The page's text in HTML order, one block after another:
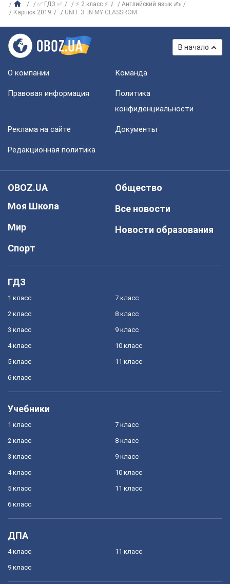
✅ ГДЗ ✅ ⚡ 2 класс ⚡
Английский язык ✍
Карпюк 2019
UNIT 3. IN MY CLASSROM
В начало
О компании Команда
Правовая информация
Политика
конфиденциальности
Реклама на сайте Документы
Редакционная политика
OBOZ.UA
Моя Школа
Мир
Спорт
Общество
Все новости
Новости образования
ГДЗ
1 класс
2 класс
3 класс
4 класс
5 класс
6 класс
7 класс
8 класс
9 класс
10 класс
11 класс
Учебники
1 класс
2 класс
3 класс
4 класс
5 класс
6 класс
7 класс
8 класс
9 класс
10 класс
11 класс
ДПА
4 класс
9 класс
11 класс